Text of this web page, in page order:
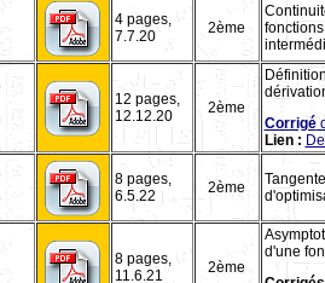
4 pages,
7.7.20
2ème
12 pages,
12.12.20
2ème
Corrigé
Lien :
8 pages,
6.5.22
2ème
8 pages,
11.6.21
2ème
d'une